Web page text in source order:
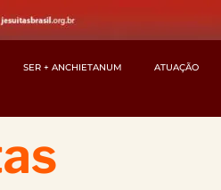
SER + ANCHIETANUM ATUAÇÃO